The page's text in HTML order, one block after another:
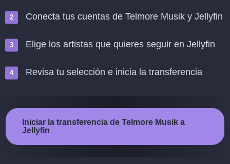
Conecta tus cuentas de Telmore Musik y Jellyfin
Elige los artistas que quieres seguir en Jellyfin
Revisa tu selección e inicia la transferencia
Iniciar la transferencia de Telmore Musik a
Jellyfin